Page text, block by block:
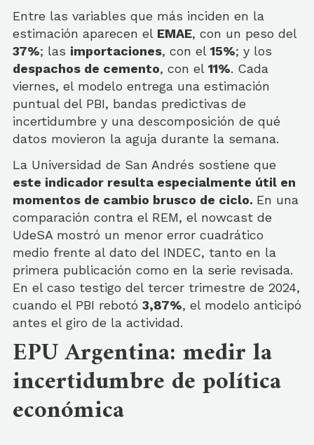
Entre las variables que más inciden en la
estimación aparecen el EMAE, con un peso del
37%; las importaciones, con el 15%; y los
despachos de cemento, con el 11%. Cada
viernes, el modelo entrega una estimación
puntual del PBI, bandas predictivas de
incertidumbre y una descomposición de qué
datos movieron la aguja durante la semana.
La Universidad de San Andrés sostiene que
este indicador resulta especialmente útil en
momentos de cambio brusco de ciclo. En una
comparación contra el REM, el nowcast de
UdeSA mostró un menor error cuadrático
medio frente al dato del INDEC, tanto en la
primera publicación como en la serie revisada.
En el caso testigo del tercer trimestre de 2024,
cuando el PBI rebotó 3,87%, el modelo anticipó
antes el giro de la actividad.
EPU Argentina: medir la
incertidumbre de política
económica